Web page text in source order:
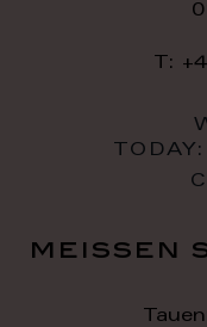
T:
TODAY:
meissen